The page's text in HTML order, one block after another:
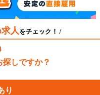
人 をチェック！ /
しですか？
り